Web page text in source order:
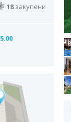
18закупени
5.00